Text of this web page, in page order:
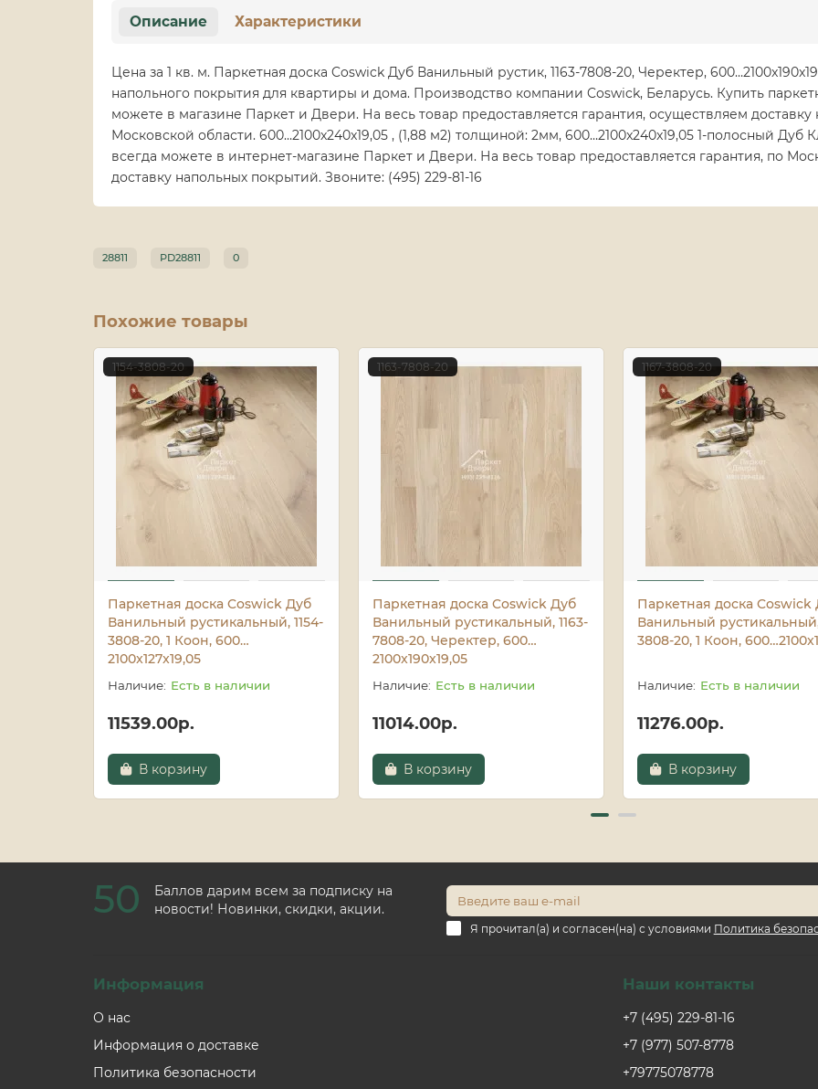
Описание Характеристики
Цена за 1 кв. м. Паркетная доска Coswick Дуб Ванильный рустик, 1163-7808-20, Черектер,
напольного покрытия для квартиры и дома. Производство компании Coswick, Беларусь. Купить
можете в магазине Паркет и Двери. На весь товар предоставляется гарантия, осуществляем
Московской области. 600…2100x240x19,05 , (1,88 м2) толщиной: 2мм, 600…2100x240x19,05 1-полосный Дуб
всегда можете в интернет-магазине Паркет и Двери. На весь товар предоставляется гарантия, по
доставку напольных покрытий. Звоните: (495) 229-81-16
28811 PD28811 0
Похожие товары
1154-3808-20
Паркетная доска Coswick Дуб
Ванильный рустикальный, 1154-
3808-20, 1 Коон, 600…
2100x127x19,05
Есть в наличии
11539.00р.
В корзину
1163-7808-20
Паркетная доска Coswick Дуб
Ванильный рустикальный, 1163-
7808-20, Черектер, 600…
2100x190x19,05
Есть в наличии
11014.00р.
В корзину
1167-3808-20
Паркетная доска Coswick
Ванильный рустикальный,
3808-20, 1 Коон,
Есть в наличии
11276.00р.
В корзину
50
Баллов дарим всем за подписку на
новости! Новинки, скидки, акции.
Я прочитал(а) и согласен(на) с условиями Политика
Информация
О нас
Информация о доставке
Политика безопасности
Наши контакты
+7 (495) 229-81-16
+7 (977) 507-8778
+79775078778